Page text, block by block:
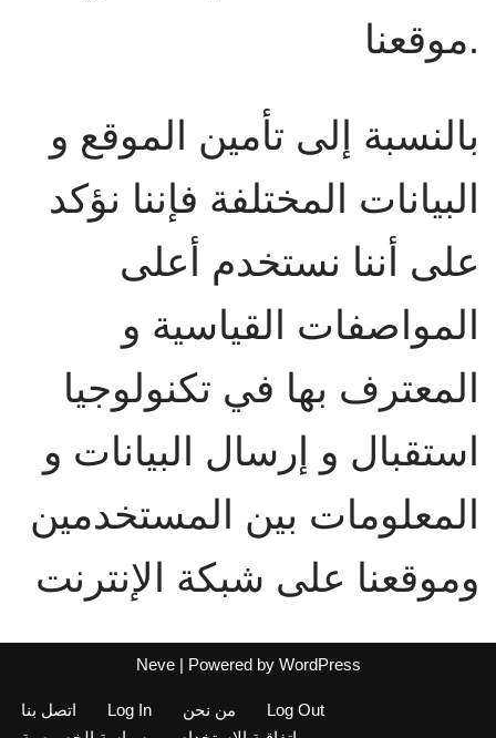
موقعنا.
بالنسبة إلى تأمين الموقع و
البيانات المختلفة فإننا نؤكد
على أننا نستخدم أعلى
المواصفات القياسية و
المعترف بها في تكنولوجيا
استقبال و إرسال البيانات و
المعلومات بين المستخدمين
وموقعنا على شبكة الإنترنت
Neve| Powered by WordPress
اتصل بنا Log In من نحن
Log Out